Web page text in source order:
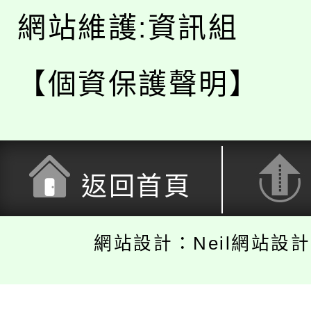
網站維護:資訊組
【個資保護聲明】
返回首頁
網站設計：Neil網站設